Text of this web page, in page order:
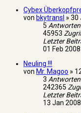
Cybex
von bkytransl » 30
5 Antworten
45953
Letzter
01 Feb
Neuling !!!
von Mr. Magoo »
3 Antworten
242365
Letzter
13 Jan